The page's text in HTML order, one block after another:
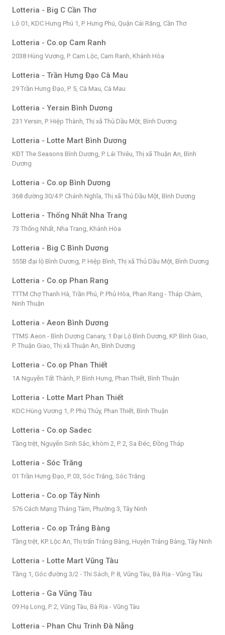
Lotteria - Big C Cần Thơ
Lô 01, KDC Hưng Phú 1, P. Hưng Phú, Quận Cái Răng, Cần Thơ
Lotteria - Co.op Cam Ranh
2038 Hùng Vương, P. Cam Lộc, Cam Ranh, Khánh Hòa
Lotteria - Trần Hưng Đạo Cà Mau
29 Trần Hưng Đạo, P. 5, Cà Mau, Cà Mau
Lotteria - Yersin Bình Dương
231 Yersin, P. Hiệp Thành, Thị xã Thủ Dầu Một, Bình Dương
Lotteria - Lotte Mart Bình Dương
KĐT The Seasons Bình Dương, P. Lái Thiêu, Thị xã Thuận An, Bình
Dương
Lotteria - Co.op Bình Dương
368 đường 30/4 P. Chánh Nghĩa, Thị xã Thủ Dầu Một, Bình Dương
Lotteria - Thống Nhất Nha Trang
73 Thống Nhất, Nha Trang, Khánh Hòa
Lotteria - Big C Bình Dương
555B đại lộ Bình Dương, P. Hiệp Bình, Thị xã Thủ Dầu Một, Bình Dương
Lotteria - Co.op Phan Rang
TTTM Chợ Thanh Hà, Trần Phú, P. Phủ Hòa, Phan Rang - Tháp Chàm,
Ninh Thuận
Lotteria - Aeon Bình Dương
TTMS Aeon - Bình Dương Canary, 1 Đại Lộ Bình Dương, KP. Bình Giao,
P. Thuận Giao, Thị xã Thuận An, Bình Dương
Lotteria - Co.op Phan Thiết
1A Nguyễn Tất Thành, P. Bình Hưng, Phan Thiết, Bình Thuận
Lotteria - Lotte Mart Phan Thiết
KDC Hùng Vương 1, P. Phú Thủy, Phan Thiết, Bình Thuận
Lotteria - Co.op Sadec
Tầng trệt, Nguyễn Sinh Sắc, khóm 2, P. 2, Sa Đéc, Đồng Tháp
Lotteria - Sóc Trăng
01 Trần Hưng Đạo, P. 03, Sóc Trăng, Sóc Trăng
Lotteria - Co.op Tây Ninh
576 Cách Mạng Tháng Tám, Phường 3, Tây Ninh
Lotteria - Co.op Trảng Bàng
Tầng trệt, KP. Lộc An, Thị trấn Trảng Bàng, Huyện Trảng Bàng, Tây Ninh
Lotteria - Lotte Mart Vũng Tàu
Tầng 1, Góc đường 3/2 - Thi Sách, P. 8, Vũng Tàu, Bà Rịa - Vũng Tàu
Lotteria - Ga Vũng Tàu
09 Hạ Long, P. 2, Vũng Tàu, Bà Rịa - Vũng Tàu
Lotteria - Phan Chu Trinh Đà Nẵng